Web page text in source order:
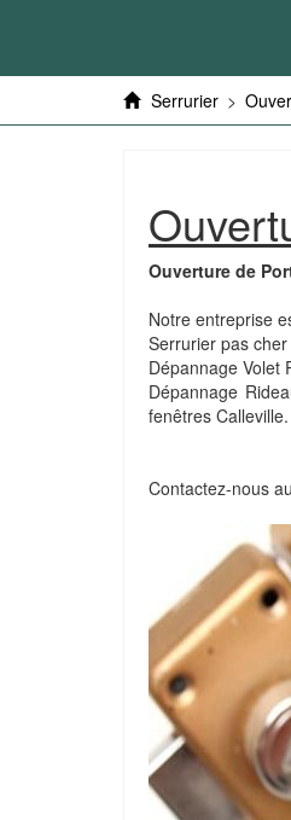
Serrurier >
Ouverture de
Notre entreprise
Serrurier pas
Dépannage Volet
Dépannage
fenêtres Calleville.
Contactez-nous au